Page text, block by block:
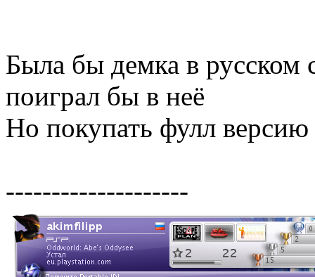
Была бы демка в русском
поиграл бы в неё
Но покупать фулл версию
--------------------